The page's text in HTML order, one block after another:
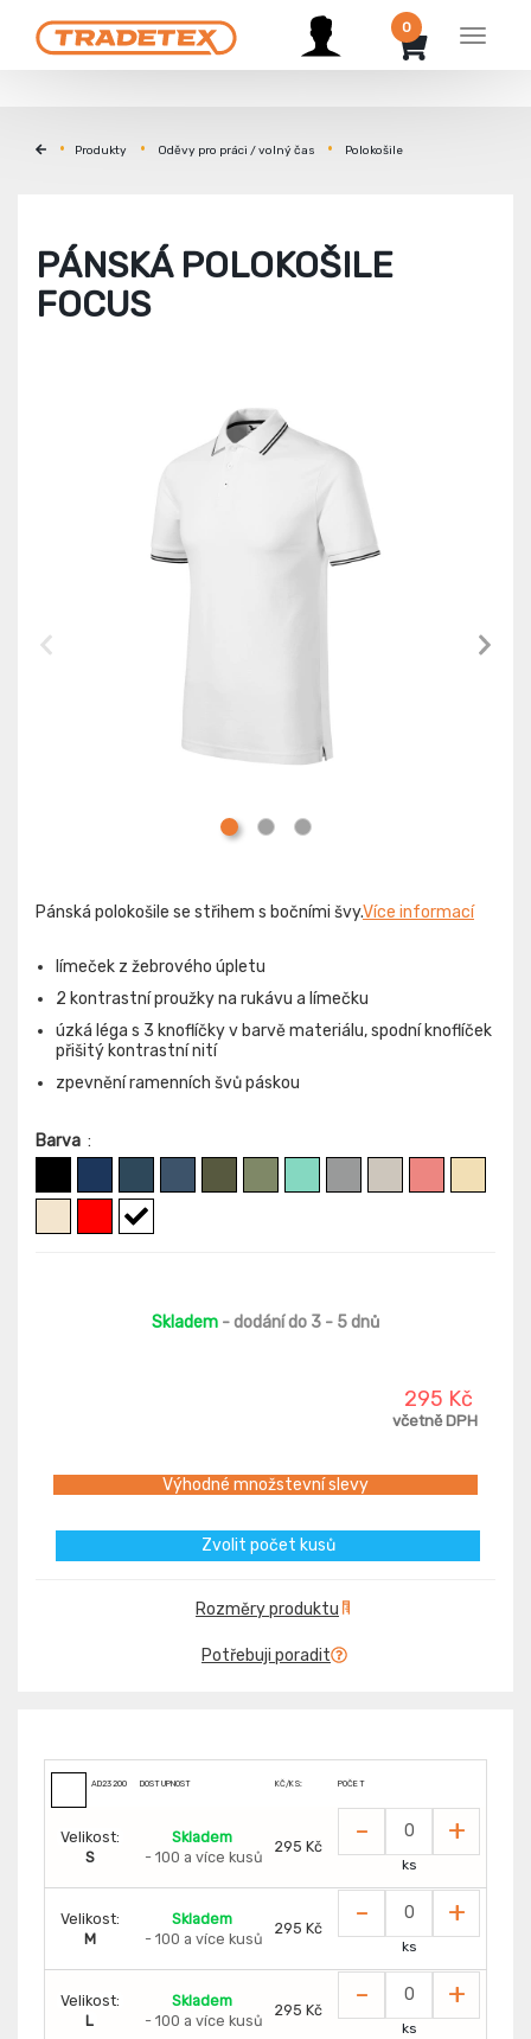
Menu
0
Produkty Oděvy pro práci / volný čas Polokošile
PÁNSKÁ POLOKOŠILE
FOCUS
Pánská polokošile se střihem s bočními švy.Více informací
límeček z žebrového úpletu
2 kontrastní proužky na rukávu a límečku
úzká léga s 3 knoflíčky v barvě materiálu, spodní knoflíček
přišitý kontrastní nití
zpevnění ramenních švů páskou
Barva :
Skladem - dodání do 3 - 5 dnů
295 Kč
včetně DPH
Výhodné množstevní slevy
Zvolit počet kusů
Rozměry produktu
Potřebuji poradit
AD23200 DOSTUPNOST KČ/KS: POČET
Velikost:
S
Skladem
- 100 a více kusů
295 Kč - +
ks
Velikost:
M
Skladem
- 100 a více kusů
295 Kč - +
ks
Velikost:
L
Skladem
- 100 a více kusů
295 Kč - +
ks